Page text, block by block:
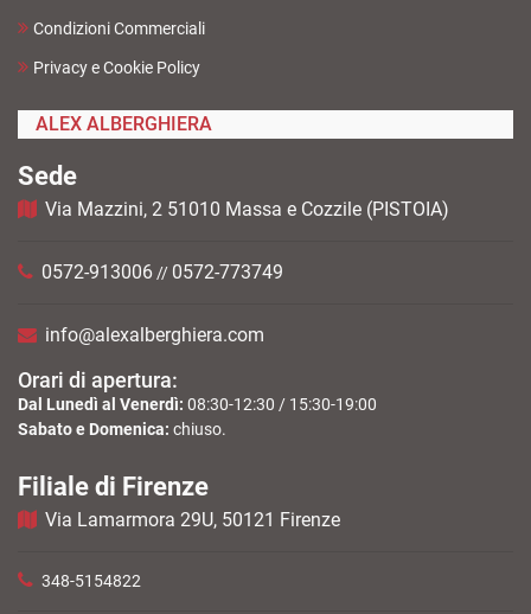
Condizioni Commerciali
Privacy e Cookie Policy
ALEX ALBERGHIERA
Sede
Via Mazzini, 2 51010 Massa e Cozzile (PISTOIA)
0572-913006 // 0572-773749
info@alexalberghiera.com
Orari di apertura:
Dal Lunedì al Venerdì: 08:30-12:30 / 15:30-19:00
Sabato e Domenica: chiuso.
Filiale di Firenze
Via Lamarmora 29U, 50121 Firenze
348-5154822